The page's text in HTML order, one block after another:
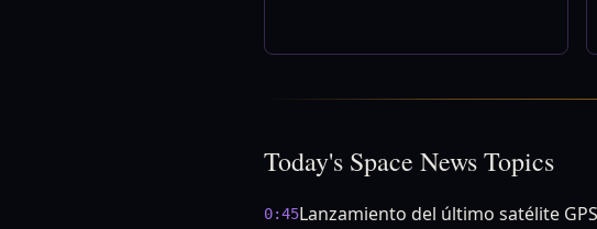
Today's Space News Topics
0:45Lanzamiento del último satélite